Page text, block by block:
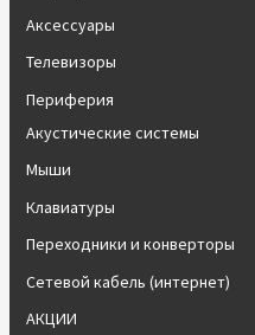
Аксессуары
Телевизоры
Периферия
Акустические системы
Мыши
Клавиатуры
Переходники и конверторы
Сетевой кабель (интернет)
АКЦИИ